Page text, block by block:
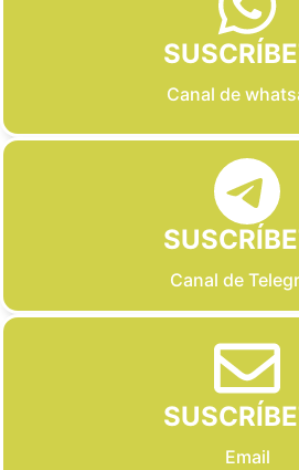
Canal de
Canal de
Email